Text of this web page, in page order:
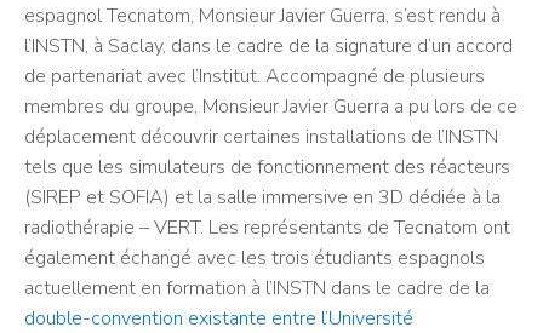
espagnol Tecnatom, Monsieur Javier Guerra, s’est rendu à
l’INSTN, à Saclay, dans le cadre de la signature d’un accord
de partenariat avec l’Institut. Accompagné de plusieurs
membres du groupe, Monsieur Javier Guerra a pu lors de ce
déplacement découvrir certaines installations de l’INSTN
tels que les simulateurs de fonctionnement des réacteurs
(SIREP et SOFIA) et la salle immersive en 3D dédiée à la
radiothérapie – VERT. Les représentants de Tecnatom ont
également échangé avec les trois étudiants espagnols
actuellement en formation à l’INSTN dans le cadre de la
double-convention existante entre l’Université